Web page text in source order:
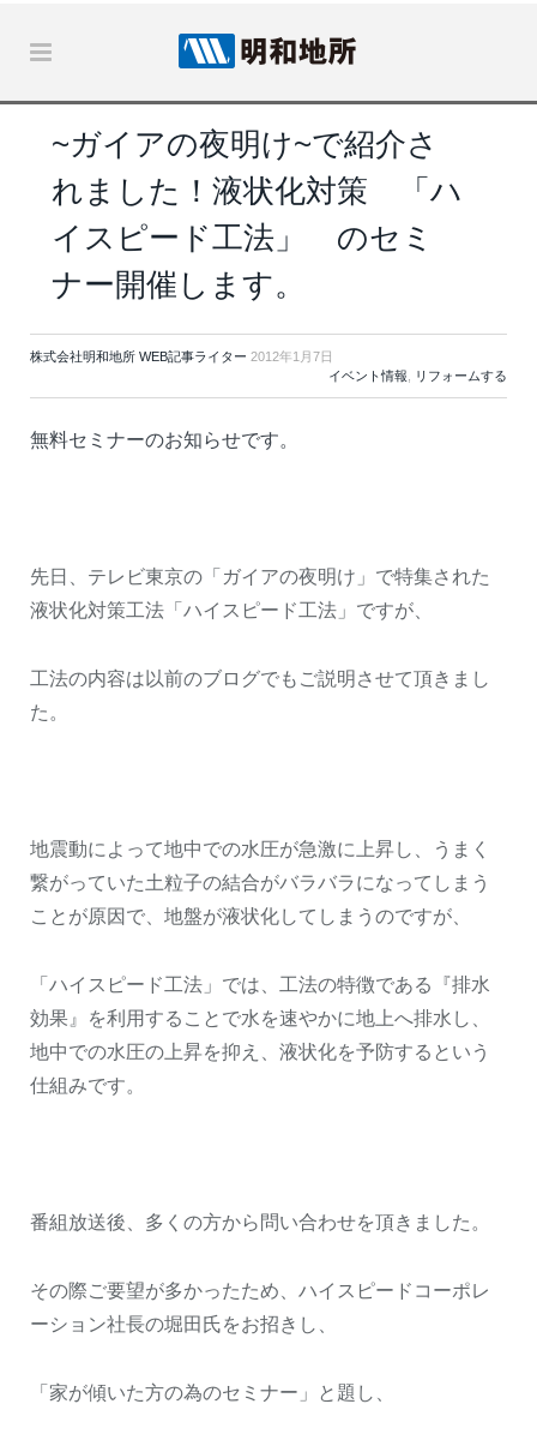
~ガイアの夜明け~で紹介さ
れました！液状化対策 「ハ
イスピード工法」 のセミ
ナー開催します。
株式会社明和地所 WEB記事ライター 2012年1月7日
イベント情報
リフォームする
無料セミナーのお知らせです。
先日、テレビ東京の「ガイアの夜明け」で特集された
液状化対策工法「ハイスピード工法」ですが、
工法の内容は以前のブログでもご説明させて頂きまし
た。
地震動によって地中での水圧が急激に上昇し、うまく
繋がっていた土粒子の結合がバラバラになってしまう
ことが原因で、地盤が液状化してしまうのですが、
「ハイスピード工法」では、工法の特徴である『排水
効果』を利用することで水を速やかに地上へ排水し、
地中での水圧の上昇を抑え、液状化を予防するという
仕組みです。
番組放送後、多くの方から問い合わせを頂きました。
その際ご要望が多かったため、ハイスピードコーポレ
ーション社長の堀田氏をお招きし、
「家が傾いた方の為のセミナー」と題し、